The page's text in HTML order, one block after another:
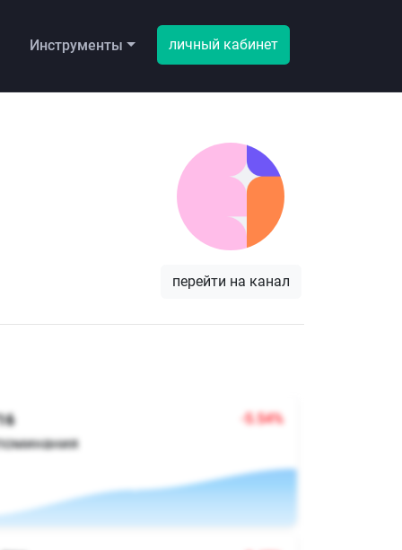
Инструменты личный кабинет
перейти на канал